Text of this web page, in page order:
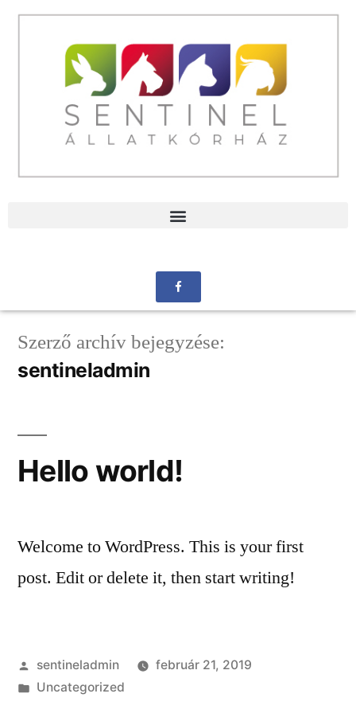
Szerző archív bejegyzése:
sentineladmin
Hello world!
Welcome to WordPress. This is your first
post. Edit or delete it, then start writing!
sentineladmin
február 21, 2019
Uncategorized